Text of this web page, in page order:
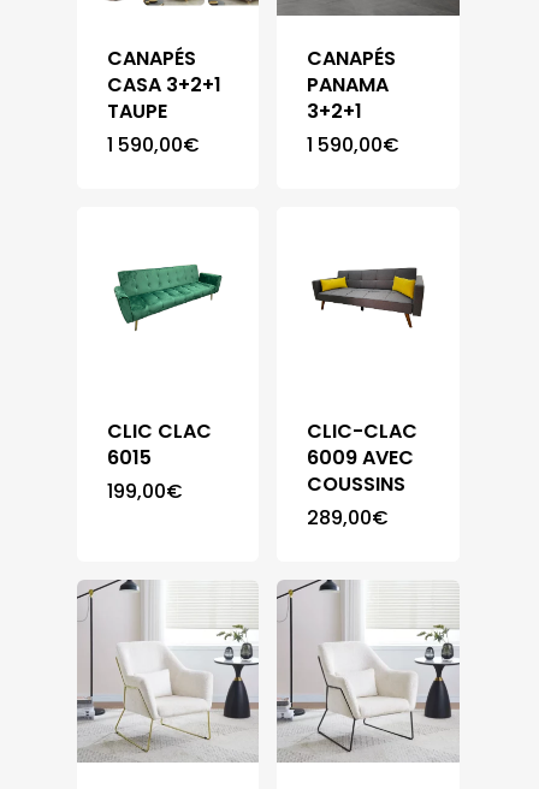
CANAPÉS
CASA 3+2+1
TAUPE
1 590,00€
CANAPÉS
PANAMA
3+2+1
1 590,00€
CLIC CLAC
6015
199,00€
CLIC-CLAC
6009 AVEC
COUSSINS
289,00€